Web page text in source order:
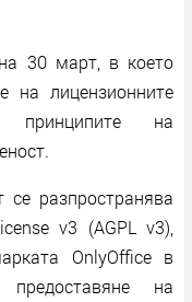
30 март, в което
на лицензионните
на
разпространява
v3 (AGPL v3),
OnlyOffice в
на